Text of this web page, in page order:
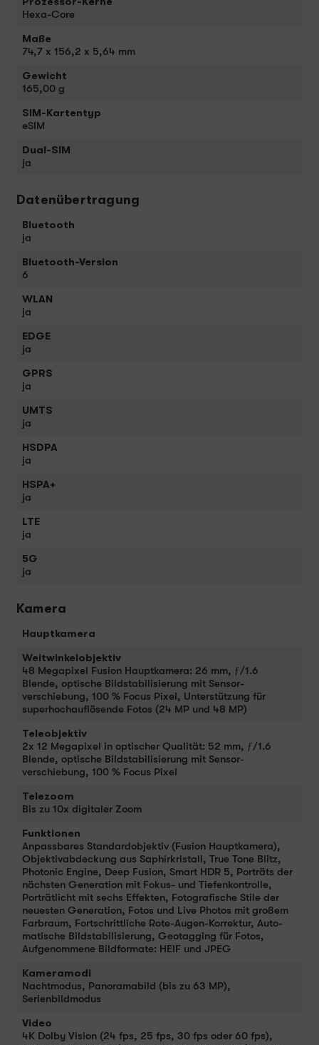
Hexa-Core
Maße
74,7 x 156,2 x 5,64 mm
Gewicht
165,00 g
SIM-Kartentyp
eSIM
Dual-SIM
ja
Datenübertragung
Bluetooth
ja
Bluetooth-Version
6
WLAN
ja
EDGE
ja
GPRS
ja
UMTS
ja
HSDPA
ja
HSPA+
ja
LTE
ja
5G
ja
Kamera
Hauptkamera
Weitwinkelobjektiv
48 Megapixel Fusion Haupt­kamera: 26 mm, ƒ/1.6
Blende, optische Bild­stabilisierung mit Sensor­
verschiebung, 100 % Focus Pixel, Unter­stüt­zung für
super­hochauflösende Fotos (24 MP und 48 MP)
Teleobjektiv
2x 12 Megapixel in optischer Qualität: 52 mm, ƒ/1.6
Blende, optische Bild­stabilisierung mit Sensor­
verschiebung, 100 % Focus Pixel
Telezoom
Bis zu 10x digitaler Zoom
Funktionen
Anpass­bares Standard­objektiv (Fusion Haupt­kamera),
Objektivabdeckung aus Saphirkristall, True Tone Blitz,
Photonic Engine, Deep Fusion, Smart HDR 5, Porträts der
nächsten Gene­ra­tion mit Fokus- und Tiefenkontrolle,
Porträt­licht mit sechs Effekten, Fotografische Stile der
neu­esten Gene­ra­tion, Fotos und Live Photos mit großem
Farb­raum, Fort­schrittliche Rote-Augen-Korrektur, Auto­
matische Bild­stabi­li­sierung, Geotagging für Fotos,
Aufgenommene Bildformate: HEIF und JPEG
Kameramodi
Nacht­modus, Panoramabild (bis zu 63 MP),
Serienbildmodus
Video
4K Dolby Vision (24 fps, 25 fps, 30 fps oder 60 fps),